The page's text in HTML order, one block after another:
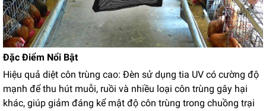
Đặc Điểm Nổi Bật
Hiệu quả diệt côn trùng cao: Đèn sử dụng tia UV có cường độ
mạnh để thu hút muỗi, ruồi và nhiều loại côn trùng gây hại
khác, giúp giảm đáng kể mật độ côn trùng trong chuồng trại